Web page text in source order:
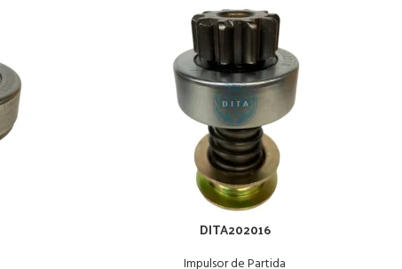
DITA202016
Impulsor de Partida